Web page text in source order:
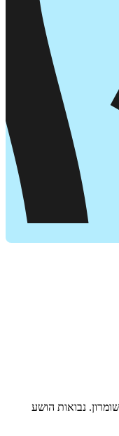
ועד סמוך לסוף ימי ישראל, כנראה קודם לכיבוש האשורי (720 לפני הספירה) של שומרון. נבואות הושע